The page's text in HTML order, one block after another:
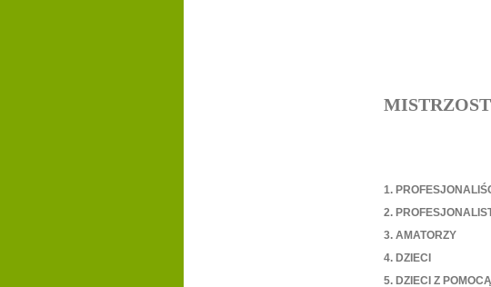
1.
2.
3. AMATORZY
4. DZIECI
5. DZIECI Z POMOCĄ